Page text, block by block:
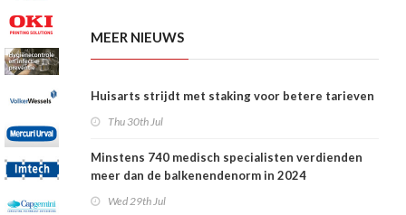
MEER NIEUWS
Huisarts strijdt met staking voor betere tarieven
Thu 30th Jul
Minstens 740 medisch specialisten verdienden
meer dan de balkenendenorm in 2024
Wed 29th Jul